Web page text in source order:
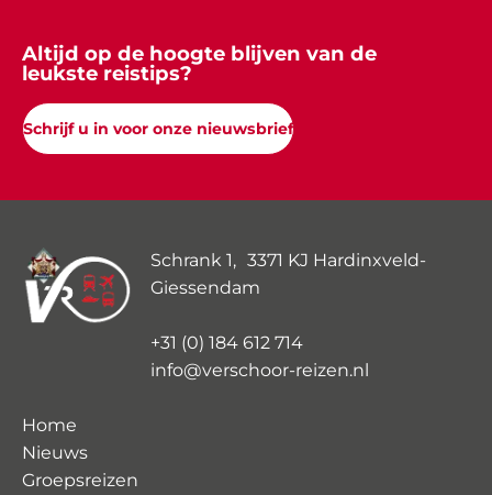
Altijd op de hoogte blijven van de
leukste reistips?
Schrijf u in voor onze nieuwsbrief
Schrank 1, 3371 KJ Hardinxveld-
Giessendam
+31 (0) 184 612 714
info@verschoor-reizen.nl
Home
Nieuws
Groepsreizen